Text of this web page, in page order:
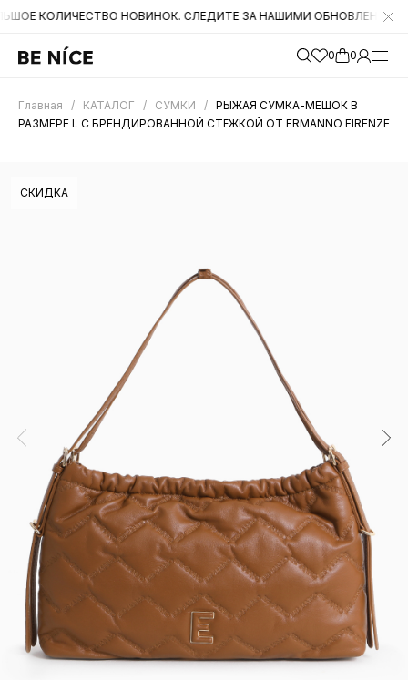
НОВИНОК. СЛЕДИТЕ ЗА НАШИМИ ОБНОВЛЕНИЯМИ НА
0 0
Главная / КАТАЛОГ / СУМКИ / РЫЖАЯ СУМКА-МЕШОК В
РАЗМЕРЕ L С БРЕНДИРОВАННОЙ СТЁЖКОЙ ОТ ERMANNO FIRENZE
СКИДКА